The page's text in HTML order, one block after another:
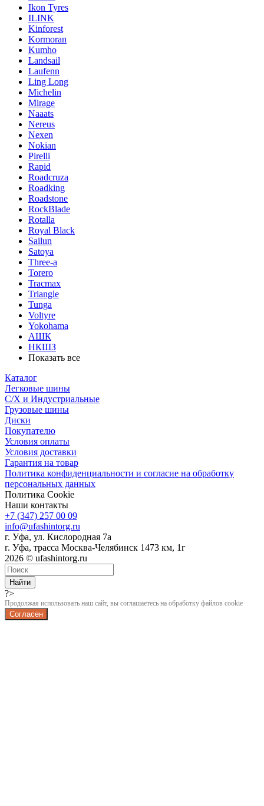
Ikon Tyres
ILINK
Kinforest
Kormoran
Kumho
Landsail
Laufenn
Ling Long
Michelin
Mirage
Naaats
Nereus
Nexen
Nokian
Pirelli
Rapid
Roadcruza
Roadking
Roadstone
RockBlade
Rotalla
Royal Black
Sailun
Satoya
Three-a
Torero
Tracmax
Triangle
Tunga
Voltyre
Yokohama
АШК
НКШЗ
Показать все
Каталог
Легковые шины
С/Х и Индустриальные
Грузовые шины
Диски
Покупателю
Условия оплаты
Условия доставки
Гарантия на товар
Политика конфиденциальности и согласие на обработку
персональных данных
Политика Cookie
Наши контакты
+7 (347) 257 00 09
info@ufashintorg.ru
г. Уфа, ул. Кислородная 7а
г. Уфа, трасса Москва-Челябинск 1473 км, 1г
2026 © ufashintorg.ru
Найти
?>
Продолжая использовать наш сайт, вы соглашаетесь на обработку файлов cookie
Согласен